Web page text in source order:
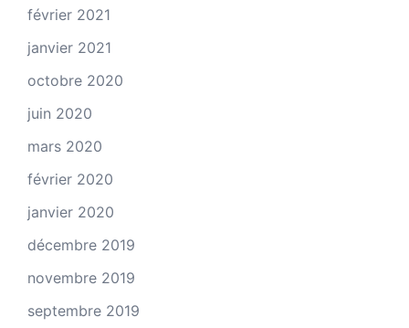
février 2021
janvier 2021
octobre 2020
juin 2020
mars 2020
février 2020
janvier 2020
décembre 2019
novembre 2019
septembre 2019